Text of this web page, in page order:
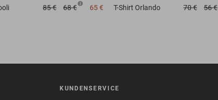
85 € 68 € 65 € T-Shirt Orlando 70 € 56 €
KUNDENSERVICE